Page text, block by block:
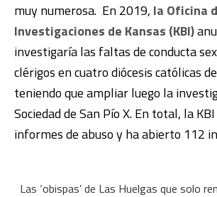
muy numerosa. En 2019, la Oficina
Investigaciones de Kansas (KBI)
investigaría las faltas de conducta
clérigos en cuatro diócesis católicas
teniendo que ampliar luego la
Sociedad de San Pío X. En total, la
informes de abuso y ha abierto 112
Las ‘obispas’ de Las Huelgas que solo